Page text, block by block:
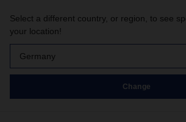
Select a different country, or region, to see
your location!
Germany
Change